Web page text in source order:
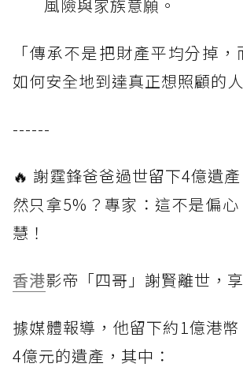
風險與家族意願。
「傳承不是把財產平均分掉
如何安全地到達真正想照顧的人
------
🔥 謝霆鋒爸爸過世留下4億遺
然只拿5%？專家：這不是偏
慧！
香港影帝「四哥」謝賢離世，
據媒體報導，他留下約1億港
4億元的遺產，其中：